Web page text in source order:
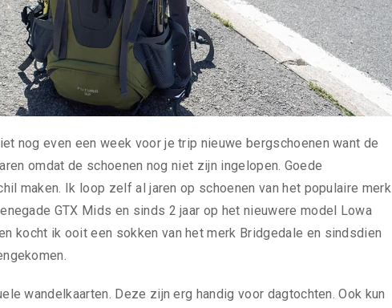
nog even een week voor je trip nieuwe bergschoenen want de
omdat de schoenen nog niet zijn ingelopen. Goede
maken. Ik loop zelf al jaren op schoenen van het populaire merk
GTX Mids en sinds 2 jaar op het nieuwere model Lowa
kocht ik ooit een sokken van het merk Bridgedale en sindsdien
wandelkaarten. Deze zijn erg handig voor dagtochten. Ook kun